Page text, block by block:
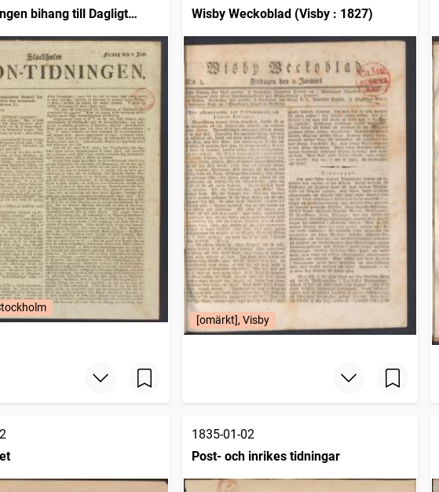
bihang till Dagligt
Wisby Weckoblad (Visby : 1827)
[omärkt], Visby
1835-01-02
Post- och inrikes tidningar